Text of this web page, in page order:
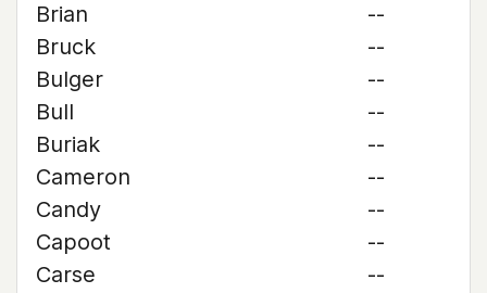
Brian
--
Bruck
--
Bulger
--
Bull
--
Buriak
--
Cameron
--
Candy
--
Capoot
--
Carse
--